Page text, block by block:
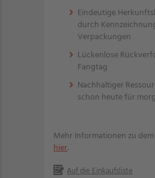
Eindeutige
durch
Verpackungen
Lückenlose
Fangtag
Nachhaltiger
schon heute für
Mehr Informationen zu
hier.
Auf die Einkaufsliste